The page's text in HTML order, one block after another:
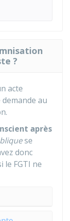
?
acte
au
après
se
donc
le FGTI ne